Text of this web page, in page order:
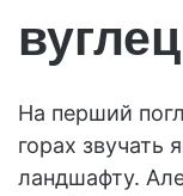
На перший
горах звучать
ландшафту. Але